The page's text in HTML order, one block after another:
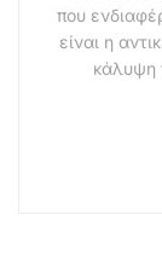
που
είναι η
κάλυψη